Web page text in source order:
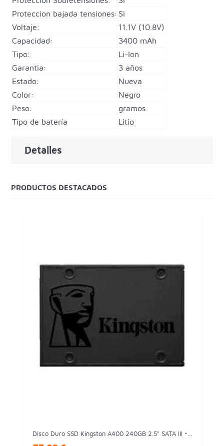
Proteccion bajada tensiones: Si
Voltaje:
11.1V (10.8V)
Capacidad:
3400 mAh
Tipo:
Li-Ion
Garantia:
3 años
Estado:
Nueva
Color:
Negro
Peso:
gramos
Tipo de batería
Litio
Detalles
PRODUCTOS DESTACADOS
Disco Duro SSD Kingston A400 240GB 2.5" SATA III -...